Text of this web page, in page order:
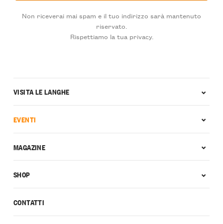
Non riceverai mai spam e il tuo indirizzo sarà mantenuto
riservato.
Rispettiamo la tua privacy.
CONTATTI
VISITA LE LANGHE
EVENTI
MAGAZINE
SHOP